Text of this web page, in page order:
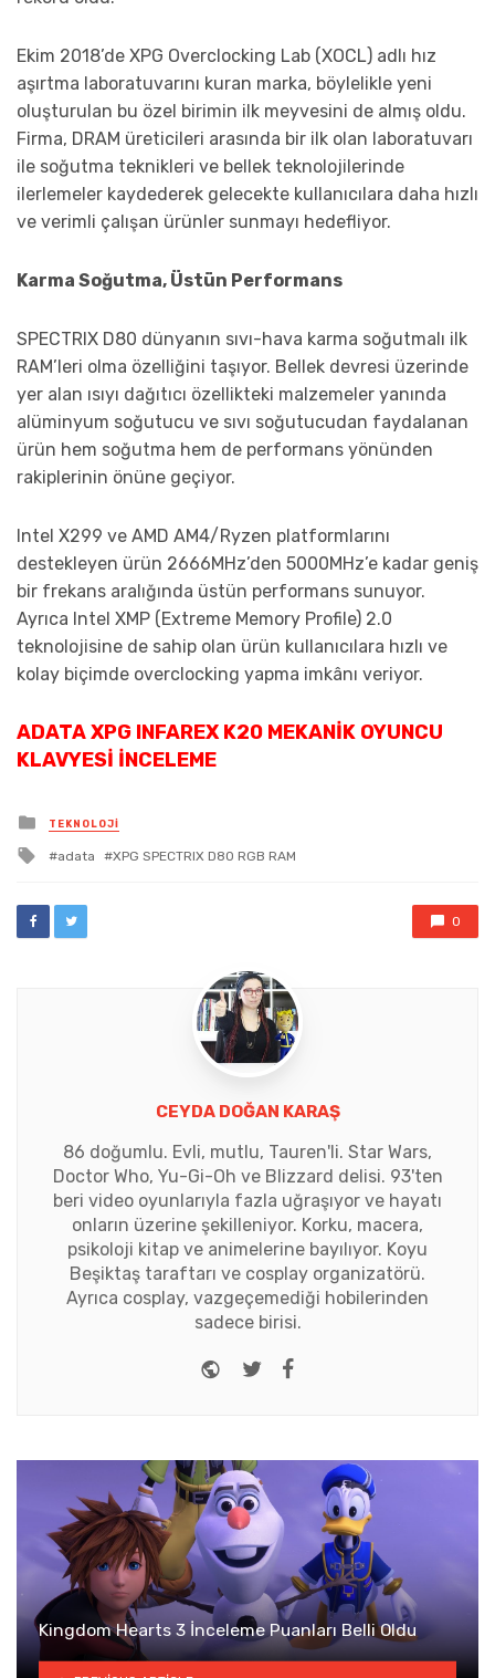
Ekim 2018’de XPG Overclocking Lab (XOCL) adlı hız
aşırtma laboratuvarını kuran marka, böylelikle yeni
oluşturulan bu özel birimin ilk meyvesini de almış oldu.
Firma, DRAM üreticileri arasında bir ilk olan laboratuvarı
ile soğutma teknikleri ve bellek teknolojilerinde
ilerlemeler kaydederek gelecekte kullanıcılara daha hızlı
ve verimli çalışan ürünler sunmayı hedefliyor.
Karma Soğutma, Üstün Performans
SPECTRIX D80 dünyanın sıvı-hava karma soğutmalı ilk
RAM’leri olma özelliğini taşıyor. Bellek devresi üzerinde
yer alan ısıyı dağıtıcı özellikteki malzemeler yanında
alüminyum soğutucu ve sıvı soğutucudan faydalanan
ürün hem soğutma hem de performans yönünden
rakiplerinin önüne geçiyor.
Intel X299 ve AMD AM4/Ryzen platformlarını
destekleyen ürün 2666MHz’den 5000MHz’e kadar geniş
bir frekans aralığında üstün performans sunuyor.
Ayrıca Intel XMP (Extreme Memory Profile) 2.0
teknolojisine de sahip olan ürün kullanıcılara hızlı ve
kolay biçimde overclocking yapma imkânı veriyor.
ADATA XPG INFAREX K20 MEKANIK OYUNCU
KLAVYESI İNCELEME
Posted
in
TEKNOLOJI
Tagged
adata XPG SPECTRIX D80 RGB RAM
0
CEYDA DOĞAN KARAŞ
86 doğumlu. Evli, mutlu, Tauren'li. Star Wars,
Doctor Who, Yu-Gi-Oh ve Blizzard delisi. 93'ten
beri video oyunlarıyla fazla uğraşıyor ve hayatı
onların üzerine şekilleniyor. Korku, macera,
psikoloji kitap ve animelerine bayılıyor. Koyu
Beşiktaş taraftarı ve cosplay organizatörü.
Ayrıca cosplay, vazgeçemediği hobilerinden
sadece birisi.
Website
Twitter
Kingdom Hearts 3 İnceleme Puanları Belli Oldu